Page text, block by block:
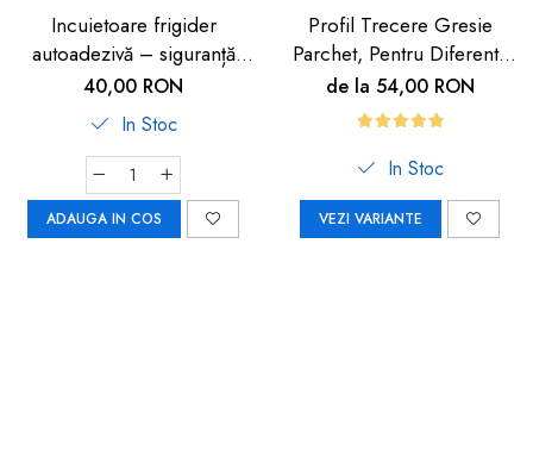
Incuietoare frigider
autoadezivă – siguranță
copii 2 buc
40,00 RON
In Stoc
ADAUGA IN COS
Profil Trecere Gresie
Parchet, Pentru Diferenta
de Nivel, Culoare Lemn
Închis, Autoadeziv, 90cm
de la 54,00 RON
In Stoc
VEZI VARIANTE